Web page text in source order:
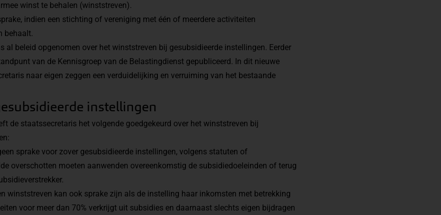
winst te behalen (winststreven).
indien een stichting of vereniging met één of meerdere activiteiten
behaalt.
al beleid opgenomen over het winststreven bij gesubsidieerde instellingen. Eerder
van de Kennisgroep van de Belastingdienst gepubliceerd. In dit nieuwe
naar eigen zeggen een verduidelijking en verruiming van het bestaande
instellingen
de staatssecretaris het volgende goedgekeurd over het winststreven bij
sprake voor zover gesubsidieerde instellingen, volgens statuten of
overschotten moeten aanwenden overeenkomstig de subsidiedoeleinden of terug
winststreven kan ook sprake zijn als de instelling haar inkomsten met betrekking
voor meer dan 70% verkrijgt uit subsidies en daarnaast slechts eigen bijdragen